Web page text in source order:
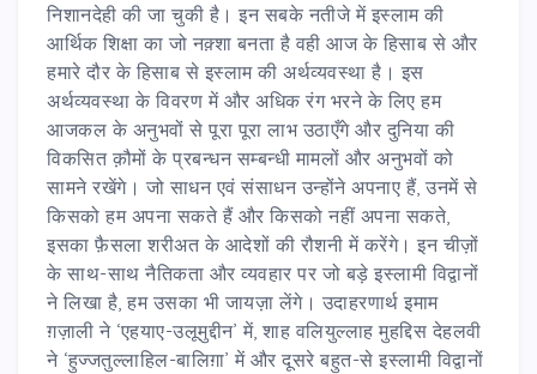
निशानदेही की जा चुकी है। इन सबके नतीजे में इस्लाम की
आर्थिक शिक्षा का जो नक़्शा बनता है वही आज के हिसाब से और
हमारे दौर के हिसाब से इस्लाम की अर्थव्यवस्था है। इस
अर्थव्यवस्था के विवरण में और अधिक रंग भरने के लिए हम
आजकल के अनुभवों से पूरा पूरा लाभ उठाएँगे और दुनिया की
विकसित क़ौमों के प्रबन्धन सम्बन्धी मामलों और अनुभवों को
सामने रखेंगे। जो साधन एवं संसाधन उन्होंने अपनाए हैं, उनमें से
किसको हम अपना सकते हैं और किसको नहीं अपना सकते,
इसका फ़ैसला शरीअत के आदेशों की रौशनी में करेंगे। इन चीज़ों
के साथ-साथ नैतिकता और व्यवहार पर जो बड़े इस्लामी विद्वानों
ने लिखा है, हम उसका भी जायज़ा लेंगे। उदाहरणार्थ इमाम
ग़ज़ाली ने ‘एहयाए-उलूमुद्दीन’ में, शाह वलियुल्लाह मुहद्दिस देहलवी
ने ‘हुज्जतुल्लाहिल-बालिग़ा’ में और दूसरे बहुत-से इस्लामी विद्वानों